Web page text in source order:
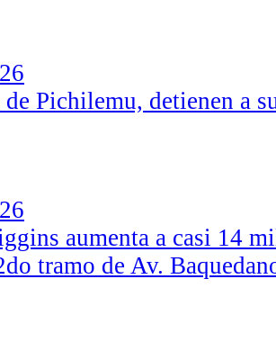
de Pichilemu, detienen a
aumenta a casi 14
tramo de Av.